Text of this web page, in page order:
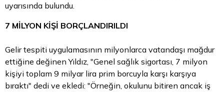
uyarısında bulundu.
7 MİLYON KİŞİ BORÇLANDIRILDI
Gelir tespiti uygulamasının milyonlarca vatandaşı mağdur
ettiğine değinen Yıldız, "Genel sağlık sigortası, 7 milyon
kişiyi toplam 9 milyar lira prim borcuyla karşı karşıya
bıraktı" dedi ve ekledi: "Örneğin, okulunu bitiren ancak iş